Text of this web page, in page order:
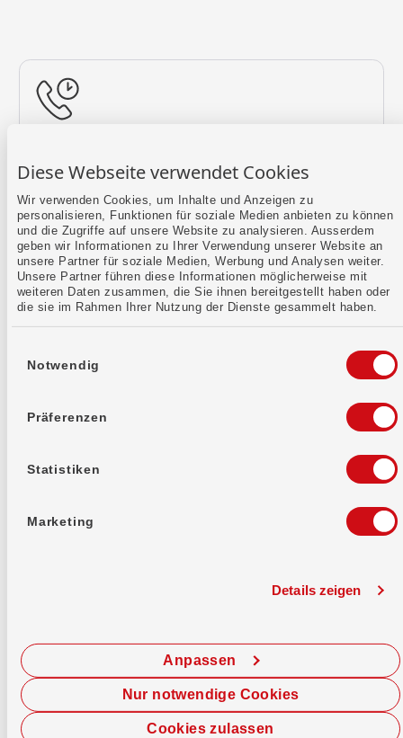
Diese Webseite verwendet Cookies
Wir verwenden Cookies, um Inhalte und Anzeigen zu
personalisieren, Funktionen für soziale Medien anbieten zu können
und die Zugriffe auf unsere Website zu analysieren. Ausserdem
geben wir Informationen zu Ihrer Verwendung unserer Website an
unsere Partner für soziale Medien, Werbung und Analysen weiter.
Unsere Partner führen diese Informationen möglicherweise mit
weiteren Daten zusammen, die Sie ihnen bereitgestellt haben oder
die sie im Rahmen Ihrer Nutzung der Dienste gesammelt haben.
Notwendig
Präferenzen
Statistiken
Marketing
Details zeigen
Cookies zulassen
Anpassen
Nur notwendige Cookies
Mehr erfahren
Kontaktformular
Jetzt chatten